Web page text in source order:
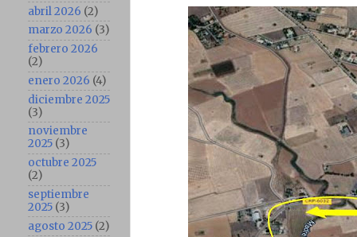
abril 2026 (2)
marzo 2026 (3)
febrero 2026
(2)
enero 2026 (4)
diciembre 2025
(3)
noviembre
2025 (3)
octubre 2025
(2)
septiembre
2025 (3)
agosto 2025 (2)